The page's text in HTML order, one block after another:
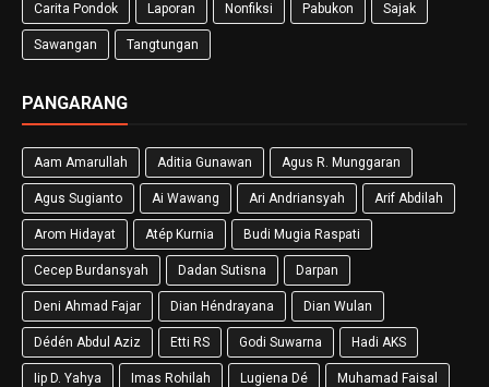
Carita Pondok Laporan Nonfiksi Pabukon Sajak
Sawangan Tangtungan
PANGARANG
Aam Amarullah Aditia Gunawan Agus R. Munggaran
Agus Sugianto Ai Wawang Ari Andriansyah Arif Abdilah
Arom Hidayat Atép Kurnia Budi Mugia Raspati
Cecep Burdansyah Dadan Sutisna Darpan
Deni Ahmad Fajar Dian Héndrayana Dian Wulan
Dédén Abdul Aziz Etti RS Godi Suwarna Hadi AKS
Iip D. Yahya Imas Rohilah Lugiena Dé Muhamad Faisal